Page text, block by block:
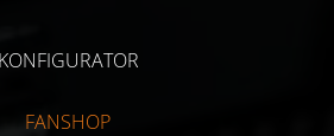
KONFIGURATOR
FANSHOP